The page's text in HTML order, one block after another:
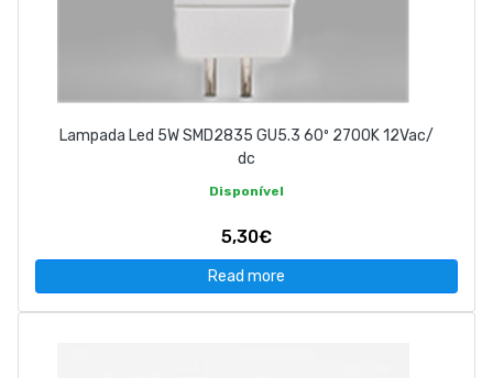
Lampada Led 5W SMD2835 GU5.3 60º 2700K 12Vac/
dc
Disponível
5,30€
Read more